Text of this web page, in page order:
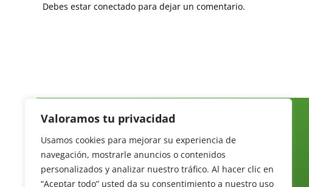
Valoramos tu privacidad
Usamos cookies para mejorar su experiencia de
navegación, mostrarle anuncios o contenidos
personalizados y analizar nuestro tráfico. Al hacer clic en
“Aceptar todo” usted da su consentimiento a nuestro uso
Debes estar conectado para dejar un comentario.
Revista del Sector Hortofrutícola
C/ Presidente Cárdenas nº 10.
41013 Sevilla. ESPAÑA